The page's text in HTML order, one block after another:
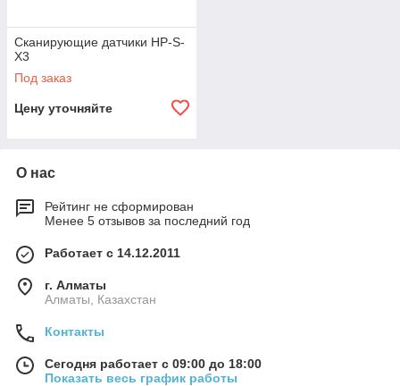
Сканирующие датчики HP-S-
X3
Под заказ
Цену уточняйте
О нас
Рейтинг не сформирован
Менее 5 отзывов за последний год
Работает с 14.12.2011
г. Алматы
Алматы, Казахстан
Контакты
Сегодня работает с 09:00 до 18:00
Показать весь график работы